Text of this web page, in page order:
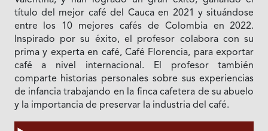
título del mejor café del Cauca en 2021 y situándose
entre los 10 mejores cafés de Colombia en 2022.
Inspirado por su éxito, el profesor colabora con su
prima y experta en café, Café Florencia, para exportar
café a nivel internacional. El profesor también
comparte historias personales sobre sus experiencias
de infancia trabajando en la finca cafetera de su abuelo
y la importancia de preservar la industria del café.